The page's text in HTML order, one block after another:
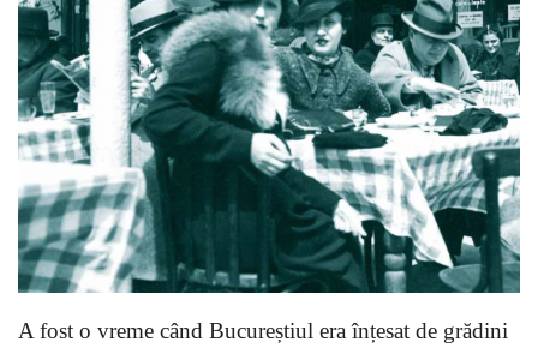
A fost o vreme când Bucureștiul era înțesat de grădini